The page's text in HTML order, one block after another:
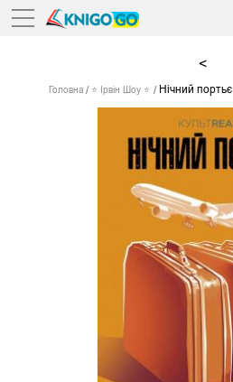
<
Головна ⭐ Ірвін Шоу ⭐ Нічний портьє